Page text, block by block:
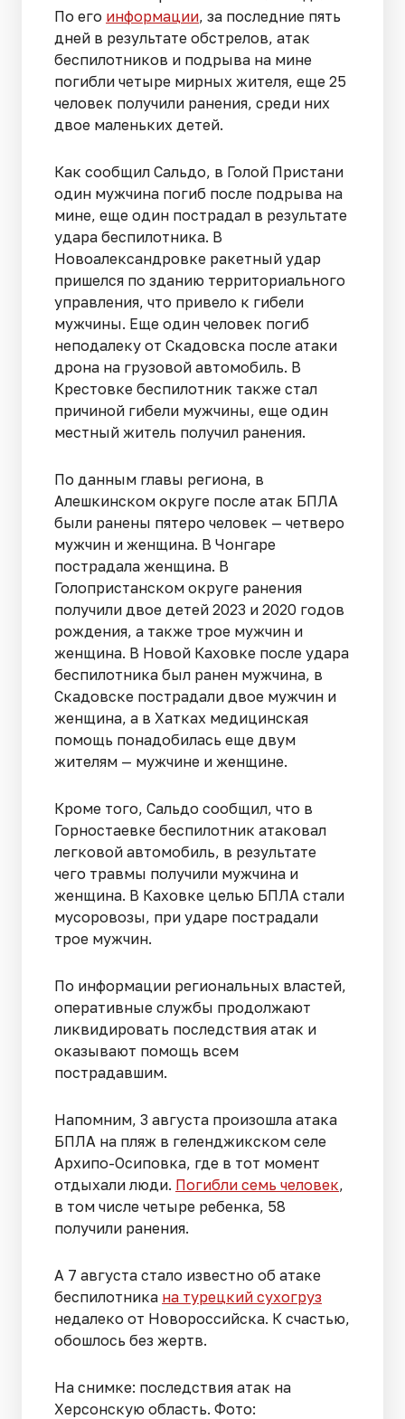
По его информации, за последние пять
дней в результате обстрелов, атак
беспилотников и подрыва на мине
погибли четыре мирных жителя, еще 25
человек получили ранения, среди них
двое маленьких детей.
Как сообщил Сальдо, в Голой Пристани
один мужчина погиб после подрыва на
мине, еще один пострадал в результате
удара беспилотника. В
Новоалександровке ракетный удар
пришелся по зданию территориального
управления, что привело к гибели
мужчины. Еще один человек погиб
неподалеку от Скадовска после атаки
дрона на грузовой автомобиль. В
Крестовке беспилотник также стал
причиной гибели мужчины, еще один
местный житель получил ранения.
По данным главы региона, в
Алешкинском округе после атак БПЛА
были ранены пятеро человек — четверо
мужчин и женщина. В Чонгаре
пострадала женщина. В
Голопристанском округе ранения
получили двое детей 2023 и 2020 годов
рождения, а также трое мужчин и
женщина. В Новой Каховке после удара
беспилотника был ранен мужчина, в
Скадовске пострадали двое мужчин и
женщина, а в Хатках медицинская
помощь понадобилась еще двум
жителям — мужчине и женщине.
Кроме того, Сальдо сообщил, что в
Горностаевке беспилотник атаковал
легковой автомобиль, в результате
чего травмы получили мужчина и
женщина. В Каховке целью БПЛА стали
мусоровозы, при ударе пострадали
трое мужчин.
По информации региональных властей,
оперативные службы продолжают
ликвидировать последствия атак и
оказывают помощь всем
пострадавшим.
Напомним, 3 августа произошла атака
БПЛА на пляж в геленджикском селе
Архипо-Осиповка, где в тот момент
отдыхали люди. Погибли семь человек,
в том числе четыре ребенка, 58
получили ранения.
А 7 августа стало известно об атаке
беспилотника на турецкий сухогруз
недалеко от Новороссийска. К счастью,
обошлось без жертв.
На снимке: последствия атак на
Херсонскую область. Фото: